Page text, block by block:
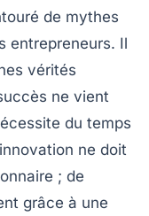
de mythes
entrepreneurs. Il
vérités
ne vient
du temps
ne doit
; de
grâce à une